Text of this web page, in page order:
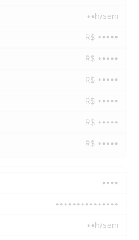
••h/sem
R$ •••••
R$ •••••
R$ •••••
R$ •••••
R$ •••••
R$ •••••
••••
•••••••••••••••
••h/sem